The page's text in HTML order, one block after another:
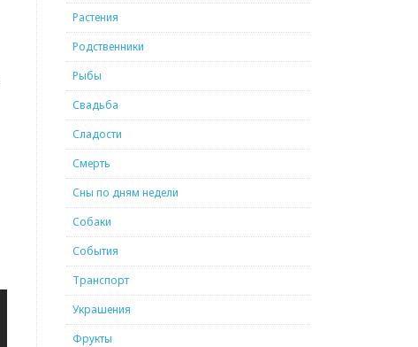
Растения
Родственники
Рыбы
Свадьба
Сладости
Смерть
Сны по дням недели
Собаки
События
Транспорт
Украшения
Фрукты